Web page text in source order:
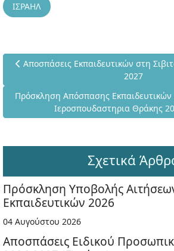
ΙΣΡΑΗΛ
Προηγούμενο άρθρο: Αποσπάσεις
Αποσπάσεις Εκπαιδευτικών στη
2027
Επόμενο άρθρο: Πρόσκληση
Πρόσκληση Απόσπασης
Ιεροσπουδαστηρια Θράκης
Σχετικά
Πρόσκληση Υποβολής
Εκπαιδευτικών 2026
04 Αυγούστου 2026
Αποσπάσεις Ειδικού